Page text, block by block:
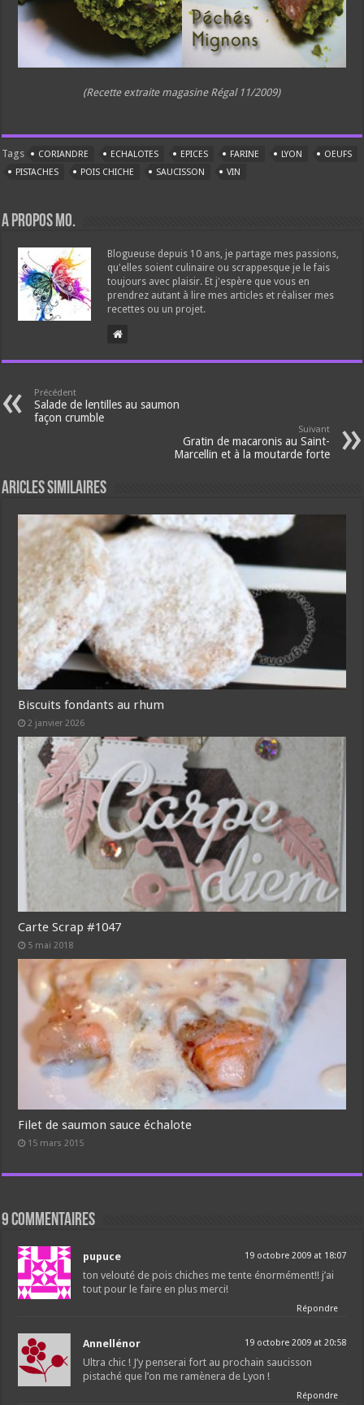
(Recette extraite magasine Régal 11/2009)
Tags CORIANDRE ECHALOTES EPICES FARINE LYON
OEUFS
PISTACHES
POIS CHICHE SAUCISSON VIN
A propos Mo.
Blogueuse depuis 10 ans, je partage mes passions,
qu'elles soient culinaire ou scrappesque je le fais
toujours avec plaisir. Et j'espère que vous en
prendrez autant à lire mes articles et réaliser mes
recettes ou un projet.
Précédent
Salade de lentilles au saumon
façon crumble
Suivant
Gratin de macaronis au Saint-
Marcellin et à la moutarde forte
Aricles similaires
Biscuits fondants au rhum
2 janvier 2026
Carte Scrap #1047
5 mai 2018
Filet de saumon sauce échalote
15 mars 2015
9 commentaires
pupuce 19 octobre 2009 at 18:07
ton velouté de pois chiches me tente énormément!! j’ai
tout pour le faire en plus merci!
Répondre
Annellénor 19 octobre 2009 at 20:58
Ultra chic ! J’y penserai fort au prochain saucisson
pistaché que l’on me ramènera de Lyon !
Répondre